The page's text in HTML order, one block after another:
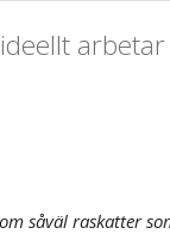
såväl raskatter